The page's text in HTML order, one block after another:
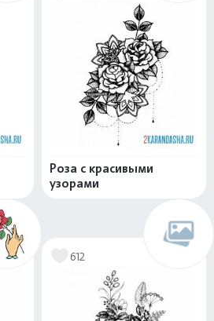
Роза с красивыми
узорами
612